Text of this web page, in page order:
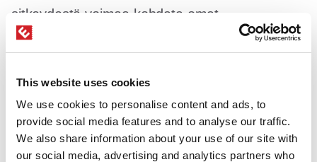
This website uses cookies
We use cookies to personalise content and ads, to
provide social media features and to analyse our traffic.
We also share information about your use of our site with
our social media, advertising and analytics partners who
sitkeydestä voimaa kohdata omat
epämiellyttävät tunteensa – jos itsellä on
miettiä miten hankalaa on olla läpimärkä,
kylmissään ja täysin yksin Atlantin valtamerellä.